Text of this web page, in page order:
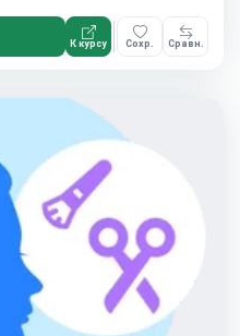
К курсу Сохр. Сравн.